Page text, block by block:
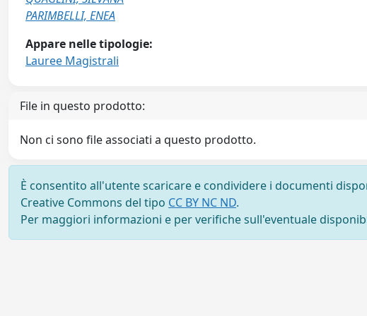
PARIMBELLI, ENEA
Appare nelle tipologie:
Lauree Magistrali
File in questo prodotto:
Non ci sono file associati a questo prodotto.
È consentito all'utente scaricare e condividere i documenti
Creative Commons del tipo CC BY NC ND.
Per maggiori informazioni e per verifiche sull'eventuale